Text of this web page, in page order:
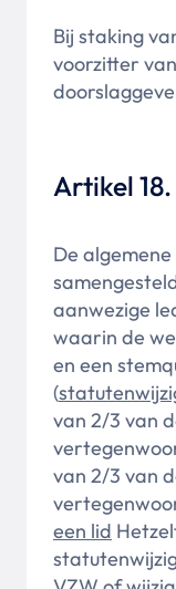
Bij staking
voorzitter
Artikel
De
aanwezige
waarin de
en een
(
van 2/3 van
van 2/3 van
een lid